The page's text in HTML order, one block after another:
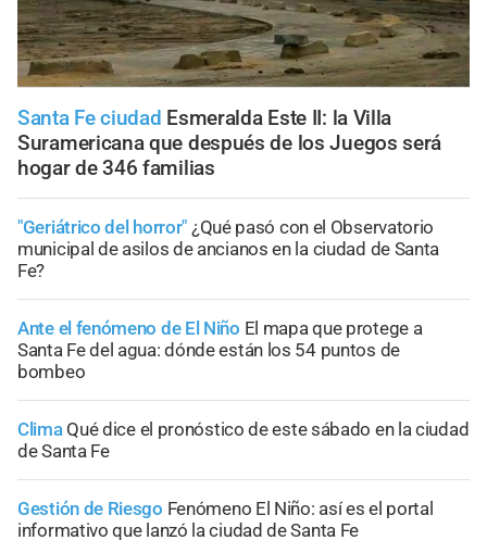
Santa Fe ciudad Esmeralda Este II: la Villa
Suramericana que después de los Juegos será
hogar de 346 familias
"Geriátrico del horror" ¿Qué pasó con el Observatorio
municipal de asilos de ancianos en la ciudad de Santa
Fe?
Ante el fenómeno de El Niño El mapa que protege a
Santa Fe del agua: dónde están los 54 puntos de
bombeo
Clima Qué dice el pronóstico de este sábado en la ciudad
de Santa Fe
Gestión de Riesgo Fenómeno El Niño: así es el portal
informativo que lanzó la ciudad de Santa Fe